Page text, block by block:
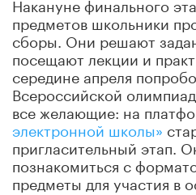
предметов школьники
сборы. Они решают
посещают лекции и
середине апреля
Всероссийской
все желающие: на
электронной школы»
пригласительный этап.
познакомиться с
предметы для участия в